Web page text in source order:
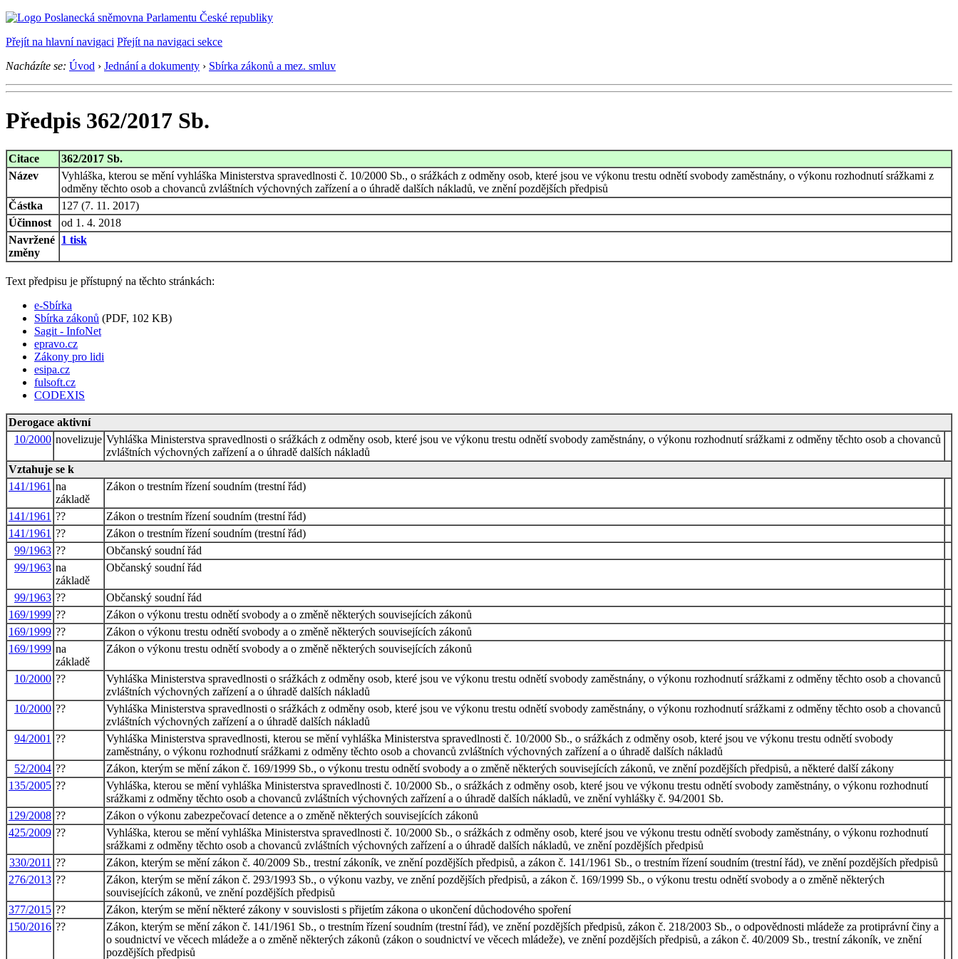
Přejít na hlavní navigaci Přejít na navigaci sekce
Nacházíte se: Úvod › Jednání a dokumenty › Sbírka zákonů a mez. smluv
Předpis 362/2017 Sb.
Citace
362/2017 Sb.
Název
Vyhláška, kterou se mění vyhláška Ministerstva spravedlnosti č. 10/2000 Sb., o srážkách z odměny osob, které jsou ve výkonu trestu odnětí svobody zaměstnány, o výkonu rozhodnutí srážkami z
odměny těchto osob a chovanců zvláštních výchovných zařízení a o úhradě dalších nákladů, ve znění pozdějších předpisů
Částka
127 (7. 11. 2017)
Účinnost
od 1. 4. 2018
Navržené
změny
1 tisk
Text předpisu je přístupný na těchto stránkách:
e-Sbírka
Sbírka zákonů (PDF, 102 KB)
Sagit - InfoNet
epravo.cz
Zákony pro lidi
esipa.cz
fulsoft.cz
CODEXIS
Derogace aktivní
10/2000 novelizuje Vyhláška Ministerstva spravedlnosti o srážkách z odměny osob, které jsou ve výkonu trestu odnětí svobody zaměstnány, o výkonu rozhodnutí srážkami z odměny těchto osob a chovanců
zvláštních výchovných zařízení a o úhradě dalších nákladů
Vztahuje se k
141/1961 na
základě
Zákon o trestním řízení soudním (trestní řád)
141/1961 ??
Zákon o trestním řízení soudním (trestní řád)
141/1961 ??
Zákon o trestním řízení soudním (trestní řád)
99/1963 ??
Občanský soudní řád
99/1963 na
základě
Občanský soudní řád
99/1963 ??
Občanský soudní řád
169/1999 ??
Zákon o výkonu trestu odnětí svobody a o změně některých souvisejících zákonů
169/1999 ??
Zákon o výkonu trestu odnětí svobody a o změně některých souvisejících zákonů
169/1999 na
základě
Zákon o výkonu trestu odnětí svobody a o změně některých souvisejících zákonů
10/2000 ??
Vyhláška Ministerstva spravedlnosti o srážkách z odměny osob, které jsou ve výkonu trestu odnětí svobody zaměstnány, o výkonu rozhodnutí srážkami z odměny těchto osob a chovanců
zvláštních výchovných zařízení a o úhradě dalších nákladů
10/2000 ??
Vyhláška Ministerstva spravedlnosti o srážkách z odměny osob, které jsou ve výkonu trestu odnětí svobody zaměstnány, o výkonu rozhodnutí srážkami z odměny těchto osob a chovanců
zvláštních výchovných zařízení a o úhradě dalších nákladů
94/2001 ??
Vyhláška Ministerstva spravedlnosti, kterou se mění vyhláška Ministerstva spravedlnosti č. 10/2000 Sb., o srážkách z odměny osob, které jsou ve výkonu trestu odnětí svobody
zaměstnány, o výkonu rozhodnutí srážkami z odměny těchto osob a chovanců zvláštních výchovných zařízení a o úhradě dalších nákladů
52/2004 ??
Zákon, kterým se mění zákon č. 169/1999 Sb., o výkonu trestu odnětí svobody a o změně některých souvisejících zákonů, ve znění pozdějších předpisů, a některé další zákony
135/2005 ??
Vyhláška, kterou se mění vyhláška Ministerstva spravedlnosti č. 10/2000 Sb., o srážkách z odměny osob, které jsou ve výkonu trestu odnětí svobody zaměstnány, o výkonu rozhodnutí
srážkami z odměny těchto osob a chovanců zvláštních výchovných zařízení a o úhradě dalších nákladů, ve znění vyhlášky č. 94/2001 Sb.
129/2008 ??
Zákon o výkonu zabezpečovací detence a o změně některých souvisejících zákonů
425/2009 ??
Vyhláška, kterou se mění vyhláška Ministerstva spravedlnosti č. 10/2000 Sb., o srážkách z odměny osob, které jsou ve výkonu trestu odnětí svobody zaměstnány, o výkonu rozhodnutí
srážkami z odměny těchto osob a chovanců zvláštních výchovných zařízení a o úhradě dalších nákladů, ve znění pozdějších předpisů
330/2011 ??
Zákon, kterým se mění zákon č. 40/2009 Sb., trestní zákoník, ve znění pozdějších předpisů, a zákon č. 141/1961 Sb., o trestním řízení soudním (trestní řád), ve znění pozdějších předpisů
276/2013 ??
Zákon, kterým se mění zákon č. 293/1993 Sb., o výkonu vazby, ve znění pozdějších předpisů, a zákon č. 169/1999 Sb., o výkonu trestu odnětí svobody a o změně některých
souvisejících zákonů, ve znění pozdějších předpisů
377/2015 ??
Zákon, kterým se mění některé zákony v souvislosti s přijetím zákona o ukončení důchodového spoření
150/2016 ??
Zákon, kterým se mění zákon č. 141/1961 Sb., o trestním řízení soudním (trestní řád), ve znění pozdějších předpisů, zákon č. 218/2003 Sb., o odpovědnosti mládeže za protiprávní činy a
o soudnictví ve věcech mládeže a o změně některých zákonů (zákon o soudnictví ve věcech mládeže), ve znění pozdějších předpisů, a zákon č. 40/2009 Sb., trestní zákoník, ve znění
pozdějších předpisů